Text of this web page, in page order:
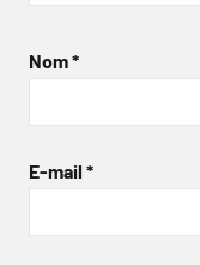
Nom*
E-mail *